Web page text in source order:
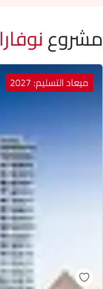
مشروعنوفارا
ميعاد التسليم: 2027